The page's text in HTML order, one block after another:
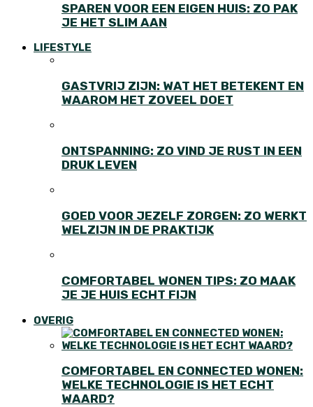
SPAREN VOOR EEN EIGEN HUIS: ZO PAK
JE HET SLIM AAN
LIFESTYLE
GASTVRIJ ZIJN: WAT HET BETEKENT EN
WAAROM HET ZOVEEL DOET
ONTSPANNING: ZO VIND JE RUST IN EEN
DRUK LEVEN
GOED VOOR JEZELF ZORGEN: ZO WERKT
WELZIJN IN DE PRAKTIJK
COMFORTABEL WONEN TIPS: ZO MAAK
JE JE HUIS ECHT FIJN
OVERIG
COMFORTABEL EN CONNECTED WONEN:
WELKE TECHNOLOGIE IS HET ECHT
WAARD?